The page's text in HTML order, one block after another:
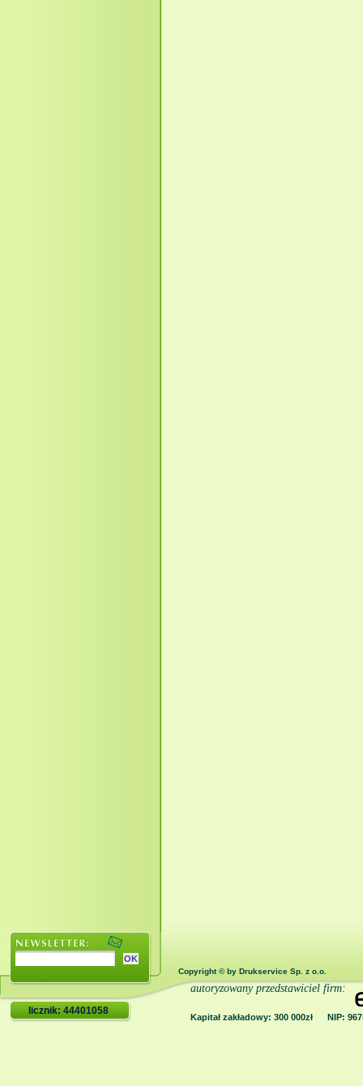
Copyright © by Drukservice Sp. z o.o.
licznik: 44401058
autoryzowany przedstawiciel firm:
Kapitał zakładowy: 300 000zł NIP: